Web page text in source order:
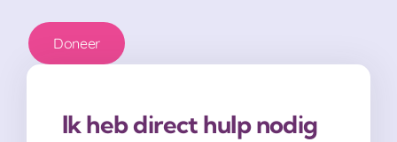
Doneer
Ik heb direct hulp nodig